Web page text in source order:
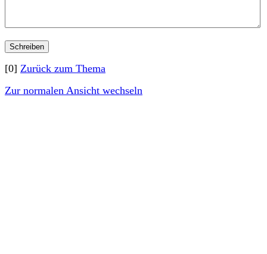
[0] Zurück zum Thema
Zur normalen Ansicht wechseln